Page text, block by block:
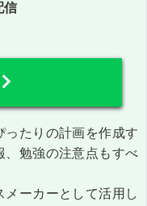
信
ったりの計画を作成す
、勉強の注意点もすべ
ーカーとして活用し